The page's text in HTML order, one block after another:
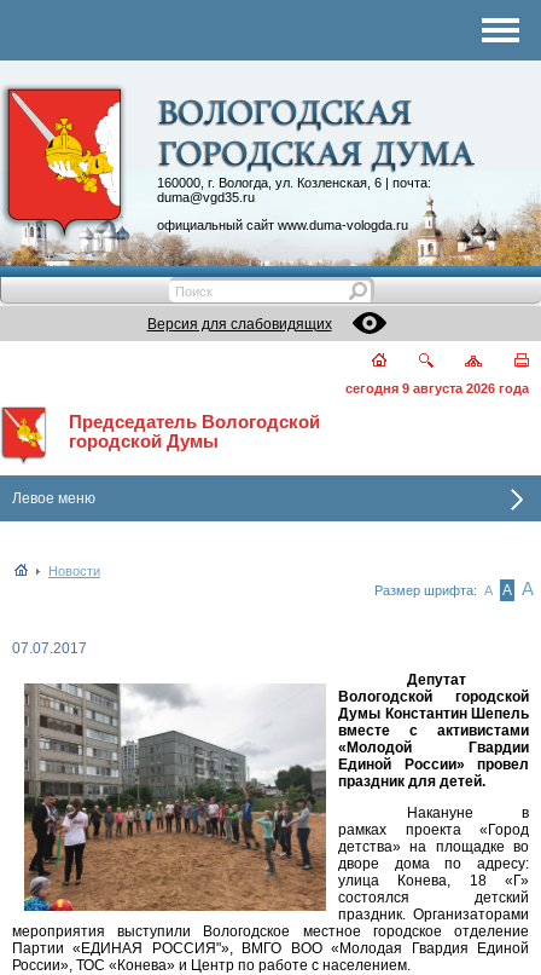
160000, г. Вологда, ул. Козленская, 6 | почта:
duma@vgd35.ru
официальный сайт www.duma-vologda.ru
Контакты
Депутатские объединения
Версия для слабовидящих
сегодня 9 августа 2026 года
Председатель Вологодской
городской Думы
Левое меню
Новости
Размер шрифта: А А А
07.07.2017
Депутат
Вологодской городской
Думы Константин Шепель
вместе с активистами
«Молодой Гвардии
Единой России» провел
праздник для детей.
Накануне в
рамках проекта «Город
детства» на площадке во
дворе дома по адресу:
улица Конева, 18 «Г»
состоялся детский
праздник. Организаторами
мероприятия выступили Вологодское местное городское отделение
Партии «ЕДИНАЯ РОССИЯ"», ВМГО ВОО «Молодая Гвардия Единой
России», ТОС «Конева» и Центр по работе с населением.